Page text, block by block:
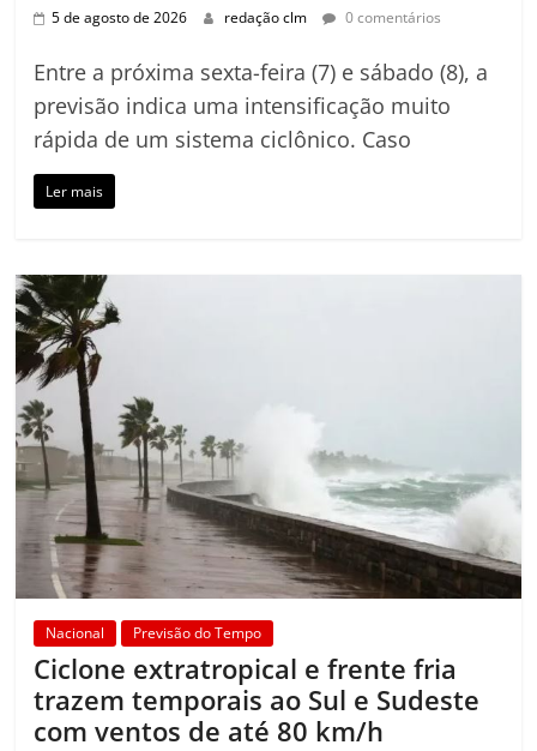
5 de agosto de 2026 redação clm 0 comentários
Entre a próxima sexta-feira (7) e sábado (8), a
previsão indica uma intensificação muito
rápida de um sistema ciclônico. Caso
Ler mais
Nacional Previsão do Tempo
Ciclone extratropical e frente fria
trazem temporais ao Sul e Sudeste
com ventos de até 80 km/h